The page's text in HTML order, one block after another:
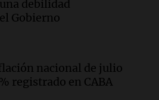
del Gobierno
se prepara para una
30.000 turistas y el
de la Vincha
debilidad
Gobierno
nacional de julio
registrado en CABA